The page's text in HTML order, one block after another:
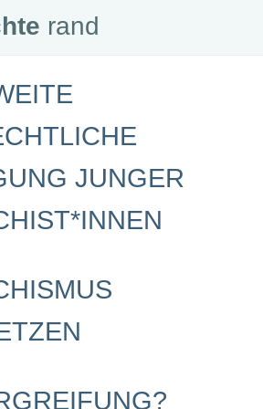
rand
JUNGER